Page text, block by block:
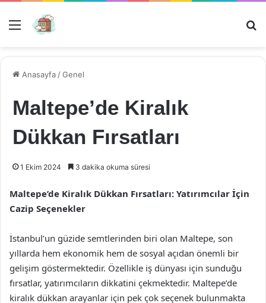
Menü
Anasayfa /Genel
Maltepe’de Kiralık
Dükkan Fırsatları
1 Ekim 2024 3 dakika okuma süresi
Maltepe’de Kiralık Dükkan Fırsatları: Yatırımcılar İçin
Cazip Seçenekler
İstanbul’un güzide semtlerinden biri olan Maltepe, son
yıllarda hem ekonomik hem de sosyal açıdan önemli bir
gelişim göstermektedir. Özellikle iş dünyası için sunduğu
fırsatlar, yatırımcıların dikkatini çekmektedir. Maltepe’de
kiralık dükkan arayanlar için pek çok seçenek bulunmakta